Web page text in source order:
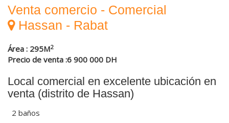
Venta comercio - Comercial
Hassan - Rabat
Área : 295M2
Precio de venta :6 900 000 DH
Local comercial en excelente ubicación en
venta (distrito de Hassan)
2 baños